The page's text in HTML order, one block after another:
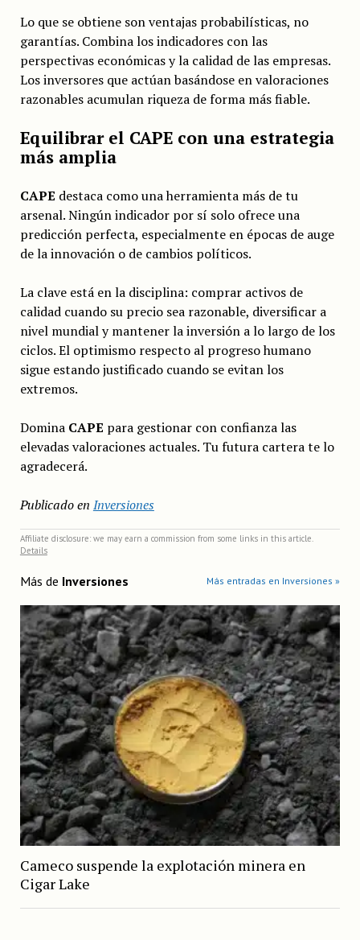
Lo que se obtiene son ventajas probabilísticas, no
garantías. Combina los indicadores con las
perspectivas económicas y la calidad de las empresas.
Los inversores que actúan basándose en valoraciones
razonables acumulan riqueza de forma más fiable.
Equilibrar el CAPE con una estrategia
más amplia
CAPE destaca como una herramienta más de tu
arsenal. Ningún indicador por sí solo ofrece una
predicción perfecta, especialmente en épocas de auge
de la innovación o de cambios políticos.
La clave está en la disciplina: comprar activos de
calidad cuando su precio sea razonable, diversificar a
nivel mundial y mantener la inversión a lo largo de los
ciclos. El optimismo respecto al progreso humano
sigue estando justificado cuando se evitan los
extremos.
Domina CAPE para gestionar con confianza las
elevadas valoraciones actuales. Tu futura cartera te lo
agradecerá.
Publicado en Inversiones
Affiliate disclosure: we may earn a commission from some links in this article.
Details
Más de Inversiones Más entradas en Inversiones »
Cameco suspende la explotación minera en
Cigar Lake